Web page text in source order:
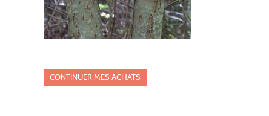
CONTINUER MES ACHATS